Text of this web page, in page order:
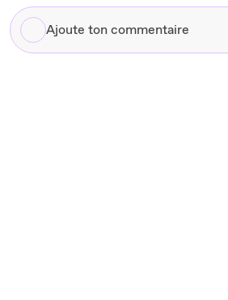
Ajoute
ton